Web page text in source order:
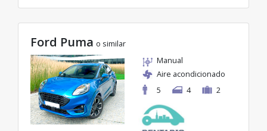
Ford Puma o similar
Manual
Aire acondicionado
5
4 2